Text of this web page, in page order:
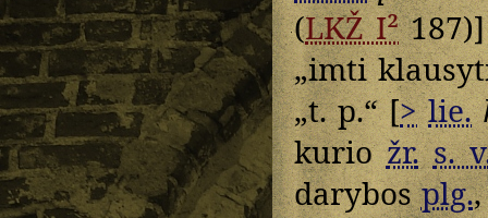
(LKŽ I²
„imti
„t. p.“ [> lie.
kuriožr. s.
darybosplg.